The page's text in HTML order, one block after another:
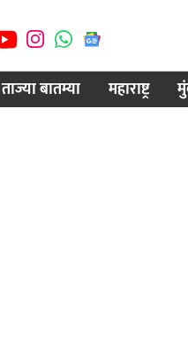
ताज्या बातम्या
महाराष्ट्र